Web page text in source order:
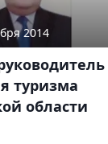
2014
туризма
области